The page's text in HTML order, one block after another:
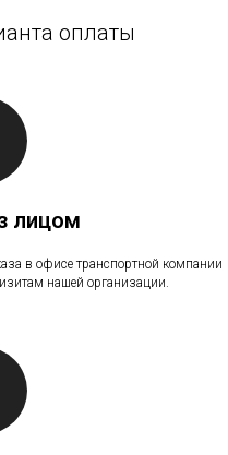
оплаты
лицом
в офисе транспортной компании
нашей организации.